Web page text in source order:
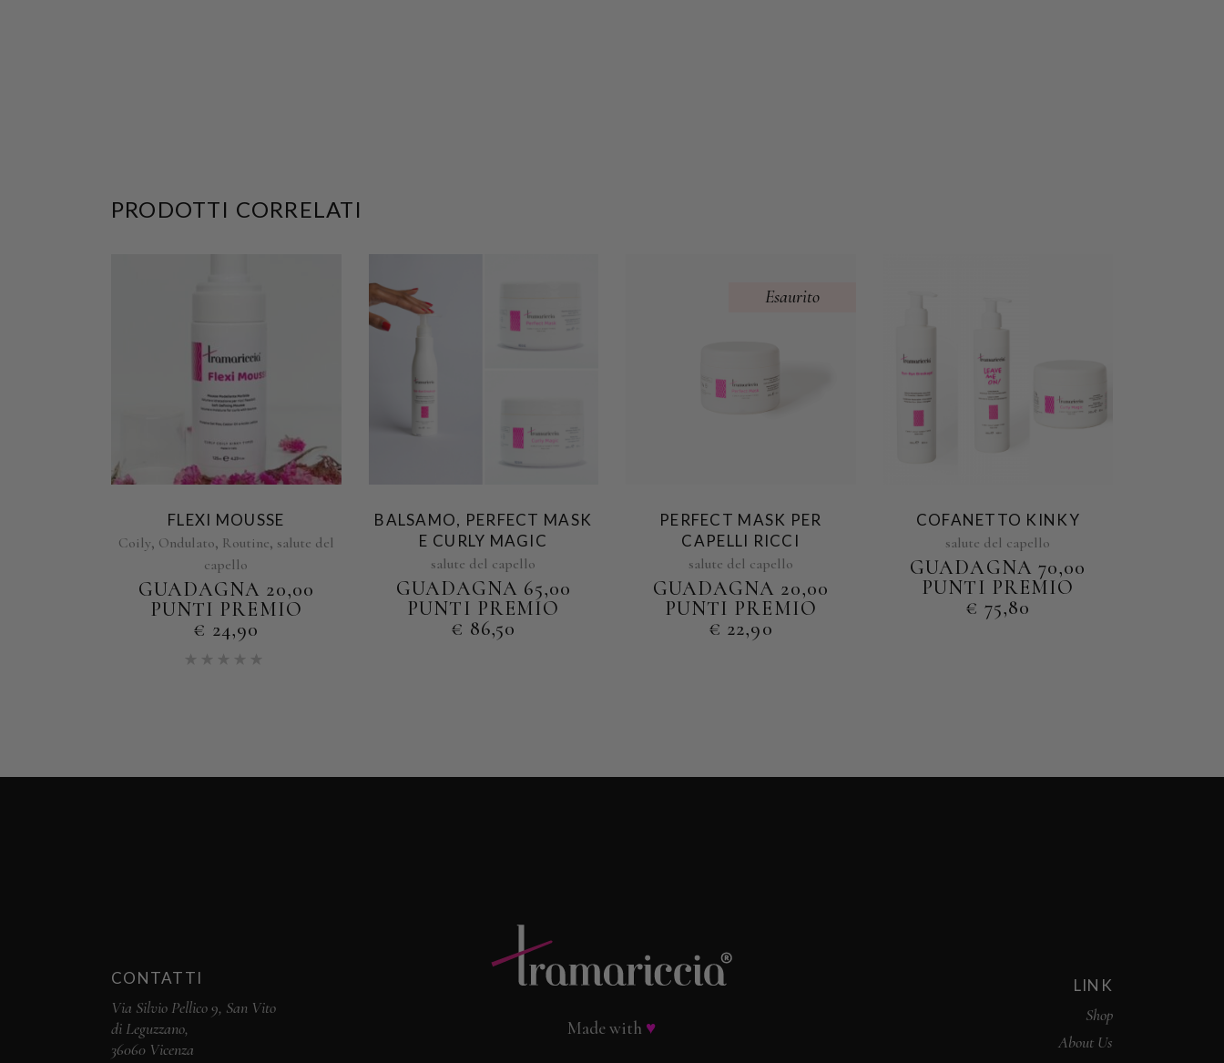
PRODOTTI CORRELATI
FLEXI MOUSSE
Coily, Ondulato, Routine, salute del
capello
GUADAGNA 20,00
PUNTI PREMIO
€ 24,90
BALSAMO, PERFECT MASK
E CURLY MAGIC
salute del capello
GUADAGNA 65,00
PUNTI PREMIO
€ 86,50
Esaurito
PERFECT MASK PER
CAPELLI RICCI
salute del capello
GUADAGNA 20,00
PUNTI PREMIO
€ 22,90
COFANETTO KINKY
salute del capello
GUADAGNA 70,00
PUNTI PREMIO
€ 75,80
CONTATTI
Via Silvio Pellico 9, San Vito
di Leguzzano,
36060 Vicenza
Made with ♥
LINK
Shop
About Us